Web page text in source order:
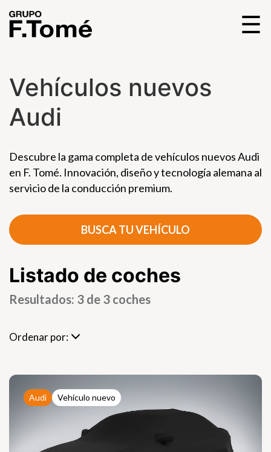
☰
Vehículos nuevos
Audi
Descubre la gama completa de vehículos nuevos Audi
en F. Tomé. Innovación, diseño y tecnología alemana al
servicio de la conducción premium.
BUSCA TU VEHÍCULO
Listado de coches
Resultados: 3 de 3 coches
Ordenar por:
Audi Vehículo nuevo